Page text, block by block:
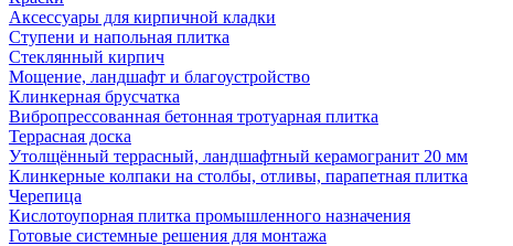
Аксессуары для кирпичной кладки
Ступени и напольная плитка
Cтеклянный кирпич
Мощение, ландшафт и благоустройство
Клинкерная брусчатка
Вибропрессованная бетонная тротуарная плитка
Террасная доска
Утолщённый террасный, ландшафтный керамогранит 20 мм
Клинкерные колпаки на столбы, отливы, парапетная плитка
Черепица
Кислотоупорная плитка промышленного назначения
Готовые системные решения для монтажа